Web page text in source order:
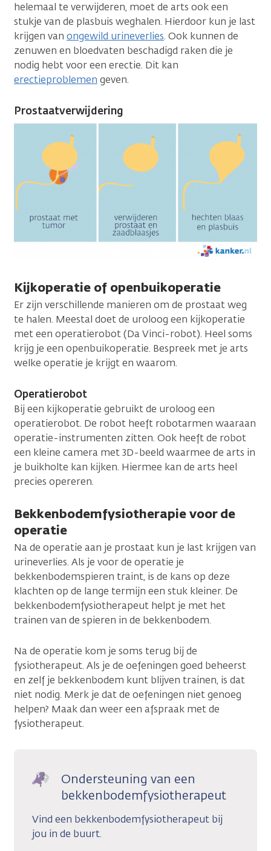
helemaal te verwijderen, moet de arts ook een
stukje van de plasbuis weghalen. Hierdoor kun je last
krijgen van ongewild urineverlies. Ook kunnen de
zenuwen en bloedvaten beschadigd raken die je
nodig hebt voor een erectie. Dit kan
erectieproblemen geven.
Prostaatverwijdering
Kijkoperatie of openbuikoperatie
Er zijn verschillende manieren om de prostaat weg
te halen. Meestal doet de uroloog een kijkoperatie
met een operatierobot (Da Vinci-robot). Heel soms
krijg je een openbuikoperatie. Bespreek met je arts
welke operatie je krijgt en waarom.
Operatierobot
Bij een kijkoperatie gebruikt de uroloog een
operatierobot. De robot heeft robotarmen waaraan
operatie-instrumenten zitten. Ook heeft de robot
een kleine camera met 3D-beeld waarmee de arts in
je buikholte kan kijken. Hiermee kan de arts heel
precies opereren.
Bekkenbodemfysiotherapie voor de
operatie
Na de operatie aan je prostaat kun je last krijgen van
urineverlies. Als je voor de operatie je
bekkenbodemspieren traint, is de kans op deze
klachten op de lange termijn een stuk kleiner. De
bekkenbodemfysiotherapeut helpt je met het
trainen van de spieren in de bekkenbodem.
Na de operatie kom je soms terug bij de
fysiotherapeut. Als je de oefeningen goed beheerst
en zelf je bekkenbodem kunt blijven trainen, is dat
niet nodig. Merk je dat de oefeningen niet genoeg
helpen? Maak dan weer een afspraak met de
fysiotherapeut.
Ondersteuning van een
bekkenbodemfysiotherapeut
Vind een bekkenbodemfysiotherapeut bij
jou in de buurt.